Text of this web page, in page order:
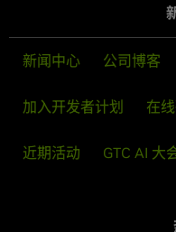
新闻中心 公司博客
加入开发者计划 在
近期活动 GTC AI 大